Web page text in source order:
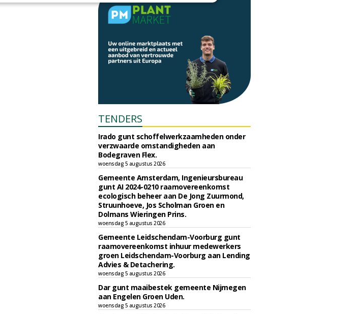
TENDERS
Irado gunt schoffelwerkzaamheden onder
verzwaarde omstandigheden aan
Bodegraven Flex.
woensdag 5 augustus 2026
Gemeente Amsterdam, Ingenieursbureau
gunt AI 2024-0210 raamovereenkomst
ecologisch beheer aan De Jong Zuurmond,
Struunhoeve, Jos Scholman Groen en
Dolmans Wieringen Prins.
woensdag 5 augustus 2026
Gemeente Leidschendam-Voorburg gunt
raamovereenkomst inhuur medewerkers
groen Leidschendam-Voorburg aan Lending
Advies & Detachering.
woensdag 5 augustus 2026
Dar gunt maaibestek gemeente Nijmegen
aan Engelen Groen Uden.
woensdag 5 augustus 2026